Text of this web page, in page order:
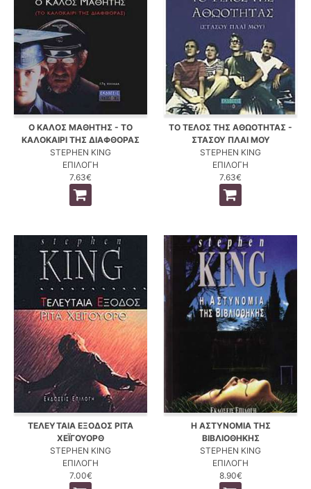
Ο ΚΑΛΟΣ ΜΑΘΗΤΗΣ - ΤΟ
ΚΑΛΟΚΑΙΡΙ ΤΗΣ ΔΙΑΦΘΟΡΑΣ
STEPHEN KING
ΕΠΙΛΟΓΗ
7.63€
ΤΟ ΤΕΛΟΣ ΤΗΣ ΑΘΩΟΤΗΤΑΣ -
ΣΤΑΣΟΥ ΠΛΑΙ ΜΟΥ
STEPHEN KING
ΕΠΙΛΟΓΗ
7.63€
ΤΕΛΕΥΤΑΙΑ ΕΞΟΔΟΣ ΡΙΤΑ
ΧΕΪΓΟΥΟΡΘ
STEPHEN KING
ΕΠΙΛΟΓΗ
7.00€
Η ΑΣΤΥΝΟΜΙΑ ΤΗΣ
ΒΙΒΛΙΟΘΗΚΗΣ
STEPHEN KING
ΕΠΙΛΟΓΗ
8.90€